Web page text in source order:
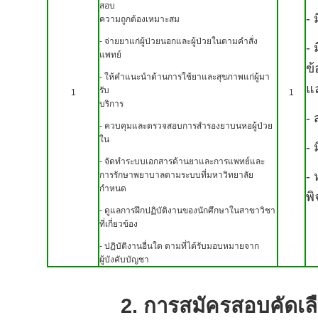
1
สอบ
ความถูกต้องเหมาะสม
- จ่ายยาแก่ผู้ป่วยนอกและผู้ป่วยในตามคำสั่ง
แพทย์
- ให้คำแนะนำด้านการใช้ยาและสุขภาพแก่ผู้มา
รับ
บริการ
- ควบคุมและตรวจสอบการสำรองยาบนหอผู้ป่วย
ใน
- จัดทำระบบเอกสารด้านยาและการแพทย์และ
การรักษาพยาบาลตามระบบที่มหาวิทยาลัย
กำหนด
- ดูแลการฝึกปฏิบัติงานของนักศึกษาในสาขาวิชา
ที่เกี่ยวข้อง
- ปฏิบัติงานอื่นใด ตามที่ได้รับมอบหมายจาก
ผู้บังคับบัญชา
1
-
-
ข้
แ
-
-
-
พิ
2. การสมัครสอบคัดเลื